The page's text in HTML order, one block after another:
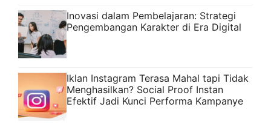
Inovasi dalam Pembelajaran: Strategi
Pengembangan Karakter di Era Digital
Iklan Instagram Terasa Mahal tapi Tidak
Menghasilkan? Social Proof Instan
Efektif Jadi Kunci Performa Kampanye